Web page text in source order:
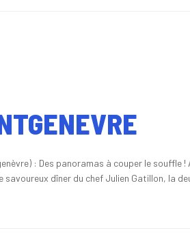
: Des panoramas à couper le
savoureux dîner du chef Julien Gatillon, la